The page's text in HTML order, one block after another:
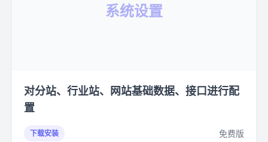
系统设置
对分站、行业站、网站基础数据、接口进行配
置
下载安装 免费版